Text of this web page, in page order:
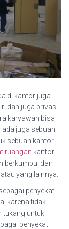
di kantor juga
dan juga privasi
karyawan bisa
ada juga sebuah
sebuah kantor.
ruangan kantor
berkumpul dan
yang lainnya.
penyekat
karena tidak
tukang untuk
penyekat